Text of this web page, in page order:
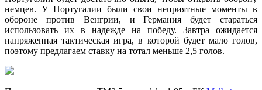
немцев. У Португалии были свои неприятные моменты в
обороне против Венгрии, и Германия будет стараться
использовать их в надежде на победу. Завтра ожидается
напряженная тактическая игра, в которой будет мало голов,
поэтому предлагаем ставку на тотал меньше 2,5 голов.